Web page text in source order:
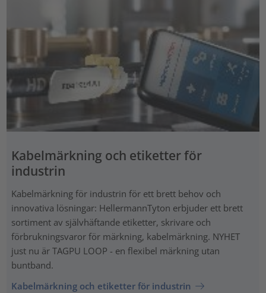
Kabelmärkning och etiketter för
industrin
Kabelmärkning för industrin för ett brett behov och
innovativa lösningar: HellermannTyton erbjuder ett brett
sortiment av självhäftande etiketter, skrivare och
förbrukningsvaror för märkning, kabelmärkning. NYHET
just nu är TAGPU LOOP - en flexibel märkning utan
buntband.
Kabelmärkning och etiketter för industrin